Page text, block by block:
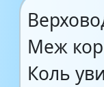
Меж
Коль